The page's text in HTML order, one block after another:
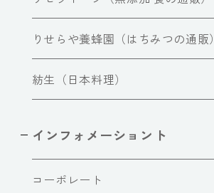
りせらや養蜂園（はちみつの通販）
紡生（日本料理）
インフォメーショント
コーポレート